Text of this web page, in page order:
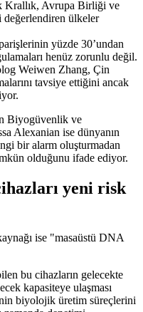
Krallık, Avrupa Birliği ve
değerlendiren ülkeler
yüzde 30’undan
henüz zorunlu değil.
Weiwen Zhang, Çin
tavsiye ettiğini ancak
Biyogüvenlik ve
Alexanian ise dünyanın
bir alarm oluşturmadan
olduğunu ifade ediyor.
yeni risk
ise "masaüstü DNA
bu cihazların gelecekte
kapasiteye ulaşması
biyolojik üretim süreçlerini